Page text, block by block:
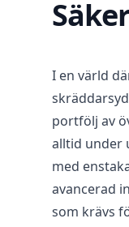
I en värld
portfölj av
alltid under
med
avancerad
som krävs